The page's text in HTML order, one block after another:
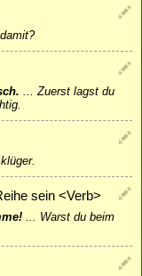
...Zuerst lagst du
sein <Verb>
... Warst du beim